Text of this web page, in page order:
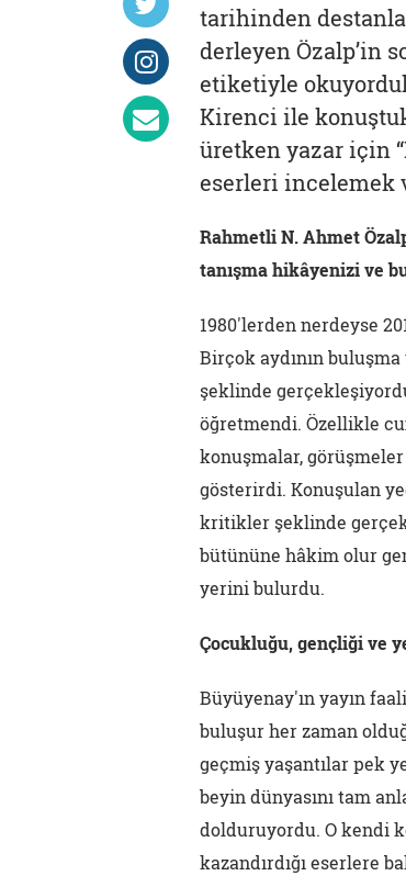
tarihinden
derleyen Özalp’in
etiketiyle
Kirenci ile
üretken yazar için
eserleri incelemek
Rahmetli N. Ahmet
tanışma hikâyenizi ve
1980'lerden nerdeyse
Birçok aydının
şeklinde
öğretmendi. Özellikle
konuşmalar,
gösterirdi. Konuşulan
kritikler şeklinde
bütününe hâkim olur
yerini bulurdu.
Çocukluğu, gençliği ve
Büyüyenay'ın yayın
buluşur her zaman
geçmiş yaşantılar pek
beyin dünyasını tam
dolduruyordu. O kendi
kazandırdığı eserlere